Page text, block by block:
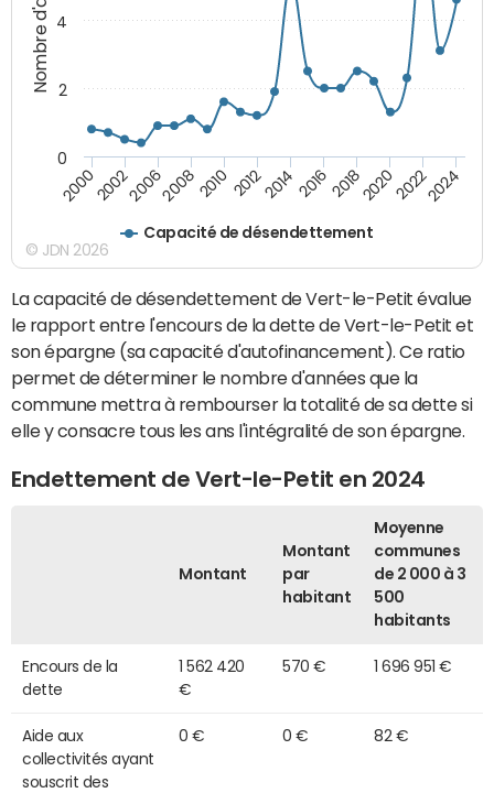
Capacité de désendettement
20002002200620082010 2012201420162018202020222024
0
2
4
© JDN 2026
La capacité de désendettement de Vert-le-Petit évalue
le rapport entre l'encours de la dette de Vert-le-Petit et
son épargne (sa capacité d'autofinancement). Ce ratio
permet de déterminer le nombre d'années que la
commune mettra à rembourser la totalité de sa dette si
elle y consacre tous les ans l'intégralité de son épargne.
Endettement de Vert-le-Petit en 2024
Montant
Montant
par
habitant
Moyenne
communes
de 2 000 à 3
500
habitants
Encours de la
dette
1 562 420
€
570 € 1 696 951 €
Aide aux
collectivités ayant
souscrit des
0 € 0 € 82 €